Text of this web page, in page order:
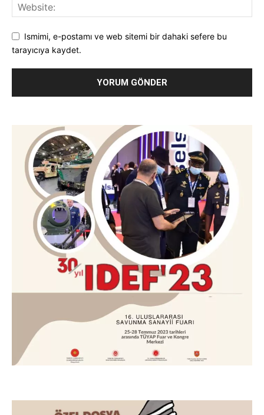
Ismimi, e-postamı ve web sitemi bir dahaki sefere bu
tarayıcıya kaydet.